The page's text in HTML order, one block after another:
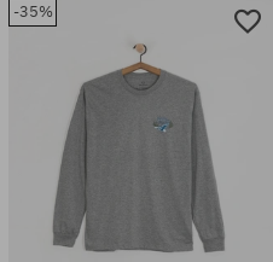
-35%